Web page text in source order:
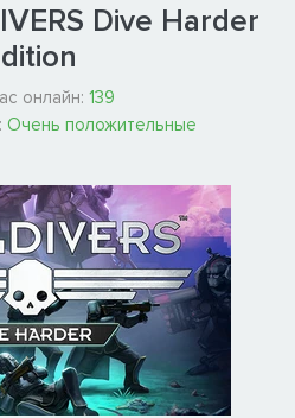
Dive Harder
онлайн: 139
Очень положительные